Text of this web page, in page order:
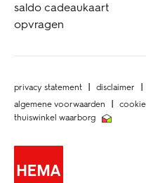
saldo cadeaukaart
opvragen
privacy statement disclaimer
algemene voorwaarden
thuiswinkel waarborg